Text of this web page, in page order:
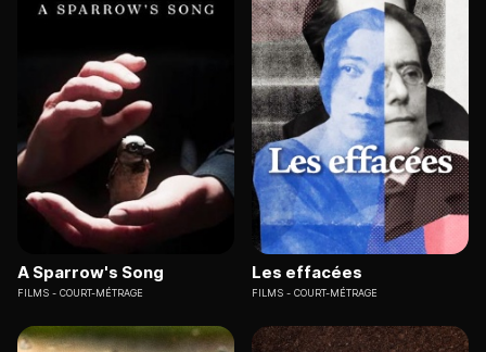
A Sparrow's Song
FILMS COURT-MÉTRAGE
Les effacées
FILMS COURT-MÉTRAGE